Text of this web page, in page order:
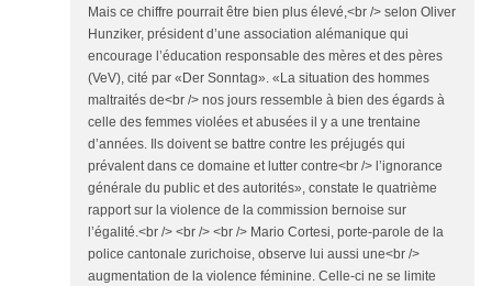
Mais ce chiffre pourrait être bien plus élevé,<br /> selon Oliver
Hunziker, président d’une association alémanique qui
encourage l’éducation responsable des mères et des pères
(VeV), cité par «Der Sonntag». «La situation des hommes
maltraités de<br /> nos jours ressemble à bien des égards à
celle des femmes violées et abusées il y a une trentaine
d’années. Ils doivent se battre contre les préjugés qui
prévalent dans ce domaine et lutter contre<br /> l’ignorance
générale du public et des autorités», constate le quatrième
rapport sur la violence de la commission bernoise sur
l’égalité.<br /> <br /> <br /> Mario Cortesi, porte-parole de la
police cantonale zurichoise, observe lui aussi une<br />
augmentation de la violence féminine. Celle-ci ne se limite